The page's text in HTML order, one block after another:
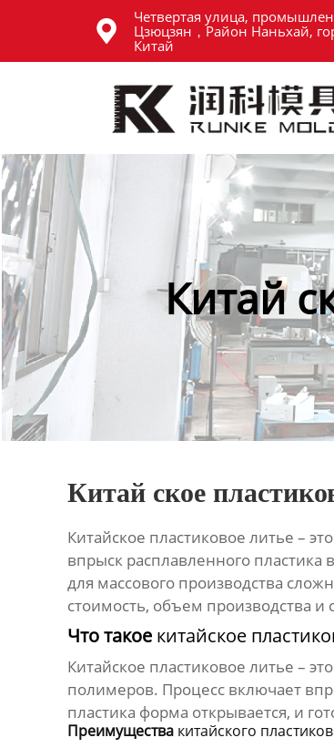

Четвертая улица,
Цзюцзян，Район Наньхай,
Китай
О нас
Контакты
Китай
Китай ское
Китайское пластиковое литье –
впрыск расплавленного
для массового производства
стоимость, объем производства и
Что такое китайское
Китайское пластиковое литье –
полимеров. Процесс включает
пластика форма открывается, и
Преимущества китайского